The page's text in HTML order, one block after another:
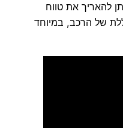
להאריך את טווח
של הרכב, במיוחד